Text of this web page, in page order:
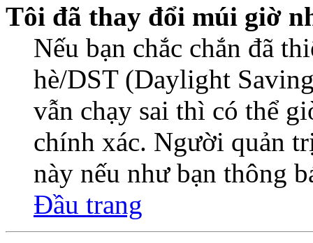
Tôi đã thay đổi múi giờ
Nếu bạn chắc chắn đã
hè/DST (Daylight
vẫn chạy sai thì có thể
chính xác. Người quản
này nếu như bạn thông
Đầu trang